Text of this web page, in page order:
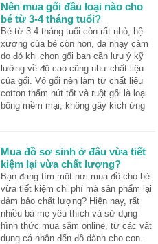
Nên mua gối đầu loại nào cho
bé từ 3-4 tháng tuổi?
Bé từ 3-4 tháng tuổi còn rất nhỏ, hệ
xương của bé còn non, da nhạy cảm
do đó khi chọn gối bạn cần lưu ý kỹ
lưỡng về độ cao cũng như chất liệu
của gối. Vỏ gối nên làm từ chất liệu
cotton thấm hút tốt và ruột gối là loại
bông mềm mại, không gây kích ứng
Mua đồ sơ sinh ở đâu vừa tiết
kiệm lại vừa chất lượng?
Bạn đang tìm một nơi mua đồ cho bé
vừa tiết kiệm chi phí mà sản phẩm lại
đảm bảo chất lượng? Hiện nay, rất
nhiều bà mẹ yêu thích và sử dụng
hình thức mua sắm online, từ các vật
dụng cá nhân đến đồ dành cho con.